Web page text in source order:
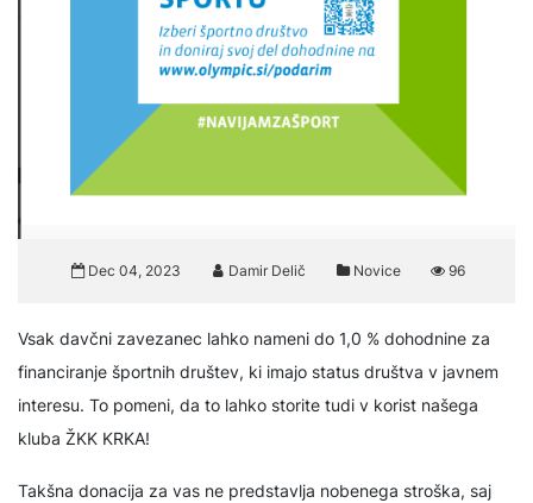
Dec 04, 2023 Damir Delič Novice 96
Vsak davčni zavezanec lahko nameni do 1,0 % dohodnine za
financiranje športnih društev, ki imajo status društva v javnem
interesu. To pomeni, da to lahko storite tudi v korist našega
kluba ŽKK KRKA!
Takšna donacija za vas ne predstavlja nobenega stroška, saj